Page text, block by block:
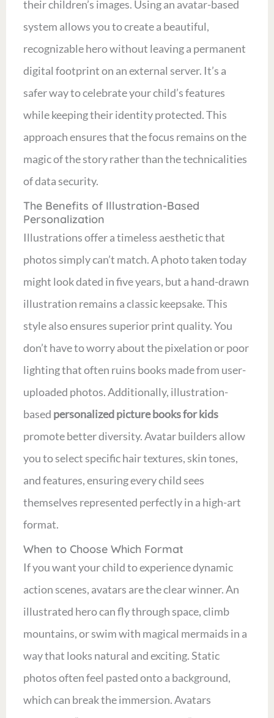
their children’s images. Using an avatar-based
system allows you to create a beautiful,
recognizable hero without leaving a permanent
digital footprint on an external server. It’s a
safer way to celebrate your child’s features
while keeping their identity protected. This
approach ensures that the focus remains on the
magic of the story rather than the technicalities
of data security.
The Benefits of Illustration-Based
Personalization
Illustrations offer a timeless aesthetic that
photos simply can’t match. A photo taken today
might look dated in five years, but a hand-drawn
illustration remains a classic keepsake. This
style also ensures superior print quality. You
don’t have to worry about the pixelation or poor
lighting that often ruins books made from user-
uploaded photos. Additionally, illustration-
based personalized picture books for kids
promote better diversity. Avatar builders allow
you to select specific hair textures, skin tones,
and features, ensuring every child sees
themselves represented perfectly in a high-art
format.
When to Choose Which Format
If you want your child to experience dynamic
action scenes, avatars are the clear winner. An
illustrated hero can fly through space, climb
mountains, or swim with magical mermaids in a
way that looks natural and exciting. Static
photos often feel pasted onto a background,
which can break the immersion. Avatars